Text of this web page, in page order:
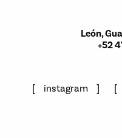
León,
+52
instagram